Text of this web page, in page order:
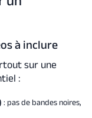
à inclure
sur une
:
: pas de bandes noires,